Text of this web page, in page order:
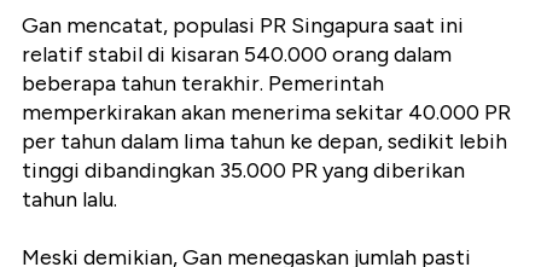
Gan mencatat, populasi PR Singapura saat ini
relatif stabil di kisaran 540.000 orang dalam
beberapa tahun terakhir. Pemerintah
memperkirakan akan menerima sekitar 40.000 PR
per tahun dalam lima tahun ke depan, sedikit lebih
tinggi dibandingkan 35.000 PR yang diberikan
tahun lalu.
Meski demikian, Gan menegaskan jumlah pasti